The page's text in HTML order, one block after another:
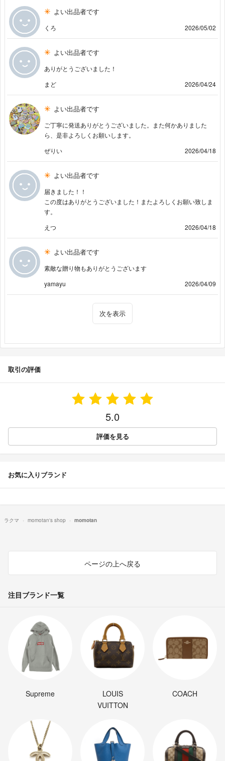
よい出品者です
くろ 2026/05/02
よい出品者です
ありがとうございました！
まど
2026/04/24
よい出品者です
ご丁寧に発送ありがとうございました。また何かありました
ら、是非よろしくお願いします。
ぜりい
2026/04/18
よい出品者です
届きました！！
この度はありがとうございました！またよろしくお願い致しま
す。
えつ
2026/04/18
よい出品者です
素敵な贈り物もありがとうございます
yamayu
2026/04/09
次を表示
取引の評価
5.0
評価を見る
お気に入りブランド
ラクマ momotan's shop momotan
ページの上へ戻る
注目ブランド一覧
Supreme
LOUIS
VUITTON
COACH